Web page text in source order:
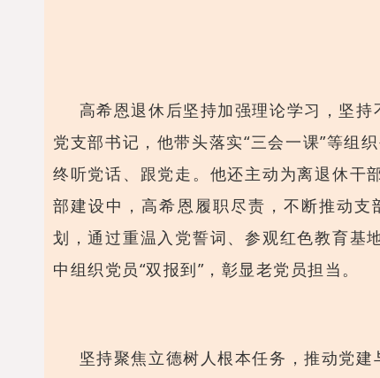
高希恩退休后坚持加强理论学习，坚
党支部书记，他带头落实“三会一课”等组
终听党话、跟党走。他还主动为离退休干
部建设中，高希恩履职尽责，不断推动
划，通过重温入党誓词、参观红色教育基
中组织党员“双报到”，彰显老党员担当。
坚持聚焦立德树人根本任务，推动党